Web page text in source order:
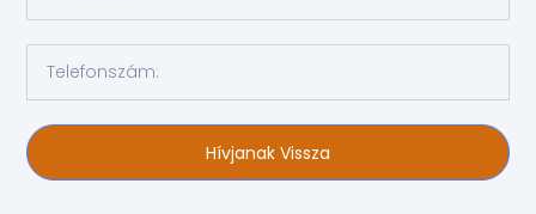
Hívjanak Vissza